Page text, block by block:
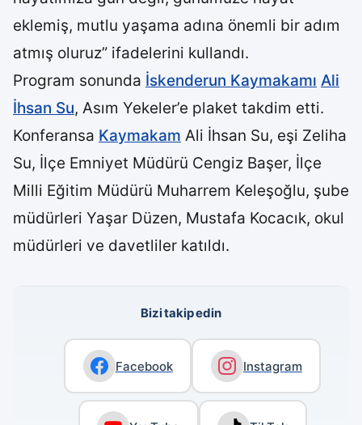
eklemiş, mutlu yaşama adına önemli bir adım
atmış oluruz” ifadelerini kullandı.
Program sonunda İskenderun Kaymakamı Ali
İhsan Su, Asım Yekeler’e plaket takdim etti.
Konferansa Kaymakam Ali İhsan Su, eşi Zeliha
Su, İlçe Emniyet Müdürü Cengiz Başer, İlçe
Milli Eğitim Müdürü Muharrem Keleşoğlu, şube
müdürleri Yaşar Düzen, Mustafa Kocacık, okul
müdürleri ve davetliler katıldı.
Bizi takip edin
Facebook Instagram